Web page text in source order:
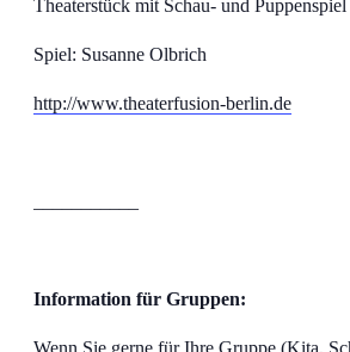
Theaterstück mit Schau- und Puppenspiel
Spiel: Susanne Olbrich
http://www.theaterfusion-berlin.de
Information für Gruppen:
Wenn Sie gerne für Ihre Gruppe (Kita,